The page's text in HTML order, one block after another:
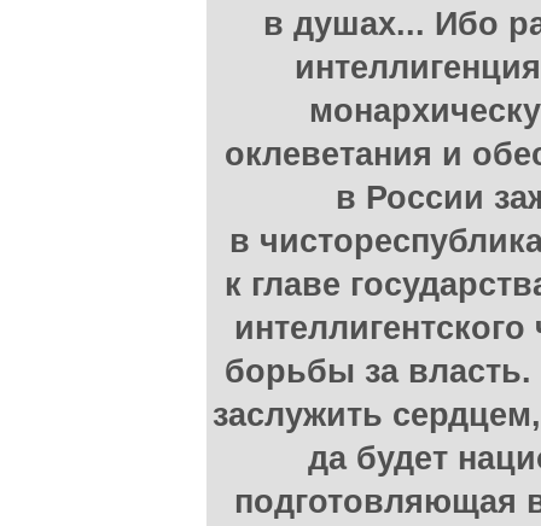
в душах... Ибо
оклеветания и
в России
в
к главе
борьбы за власть.
заслужить
да будет
подготовляющая